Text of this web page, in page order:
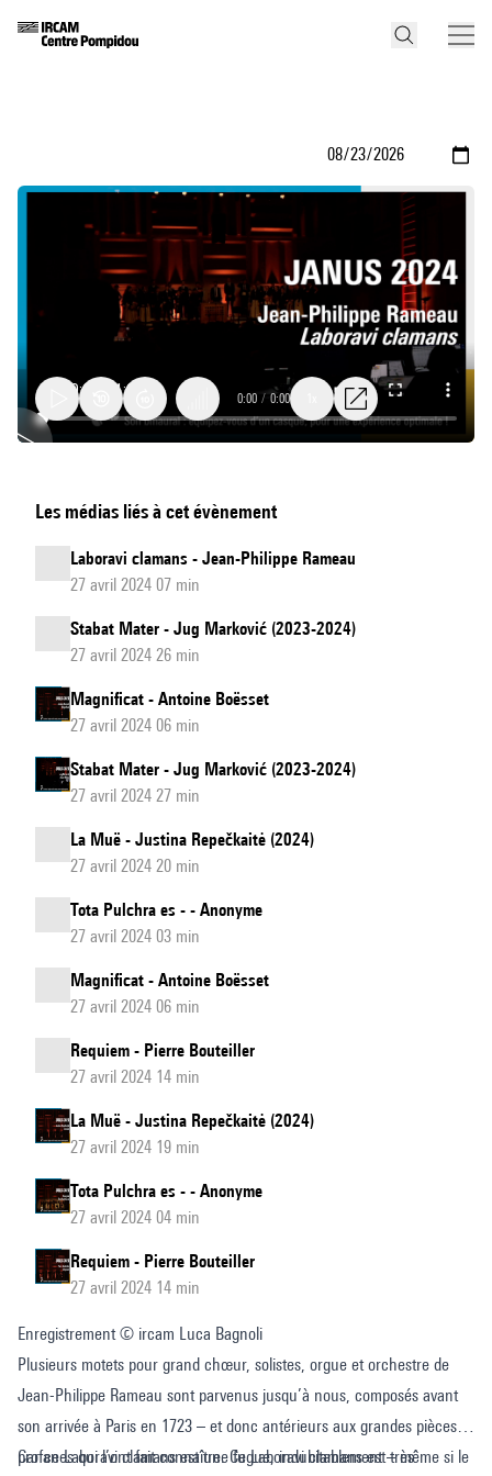
clamans
0:00 / 0:00
Les médias liés à cet évènement
Laboravi clamans - Jean-Philippe Rameau
27 avril 2024 07 min
Stabat Mater - Jug Marković (2023-2024)
27 avril 2024 26 min
Magnificat - Antoine Boësset
27 avril 2024 06 min
Stabat Mater - Jug Marković (2023-2024)
27 avril 2024 27 min
La Muë - Justina Repečkaitė (2024)
27 avril 2024 20 min
Tota Pulchra es - - Anonyme
27 avril 2024 03 min
Magnificat - Antoine Boësset
27 avril 2024 06 min
Requiem - Pierre Bouteiller
27 avril 2024 14 min
La Muë - Justina Repečkaitė (2024)
27 avril 2024 19 min
Tota Pulchra es - - Anonyme
27 avril 2024 04 min
Requiem - Pierre Bouteiller
27 avril 2024 14 min
Enregistrement © ircam Luca Bagnoli
Plusieurs motets pour grand chœur, solistes, orgue et orchestre de
Jean-Philippe Rameau sont parvenus jusqu’à nous, composés avant
son arrivée à Paris en 1723 – et donc antérieurs aux grandes pièces
profanes qui l’ont fait connaître. Ce Laboravi clamans est très
Car ce Laboravi clamans est une fugue, indubitablement – même si le